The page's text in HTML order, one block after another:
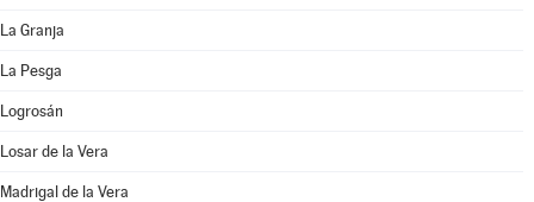
La Granja
La Pesga
Logrosán
Losar de la Vera
Madrigal de la Vera